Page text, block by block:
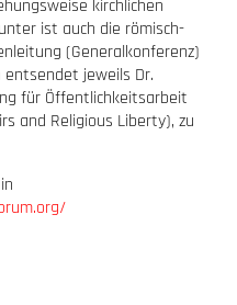
kirchlichen
ist auch die römisch-
(Generalkonferenz)
jeweils Dr.
für Öffentlichkeitsarbeit
and Religious Liberty), zu